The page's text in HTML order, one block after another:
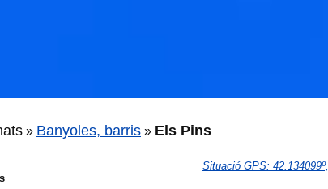
» Banyoles, barris » Els Pins
Situació GPS: 42.134099º,